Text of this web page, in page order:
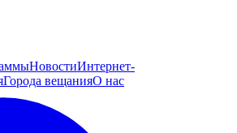
НовостиИнтернет-
Города вещанияО нас